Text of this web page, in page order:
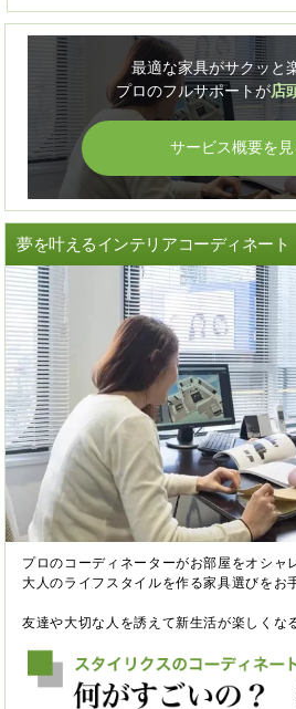
最適な家具がサクッと
プロのフルサポートが店
サービス概要を見
夢を叶えるインテリアコーディネート
プロのコーディネーターがお部屋をオシャ
大人のライフスタイルを作る家具選びをお
友達や大切な人を誘えて新生活が楽しくな